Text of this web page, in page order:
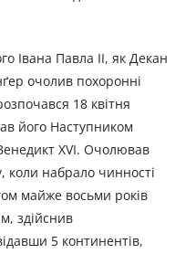
Івана Павла ІІ, як Декан
очолив похоронні
18 квітня
його Наступником
XVI. Очолював
коли набрало чинності
майже восьми років
здійснив
5 континентів,